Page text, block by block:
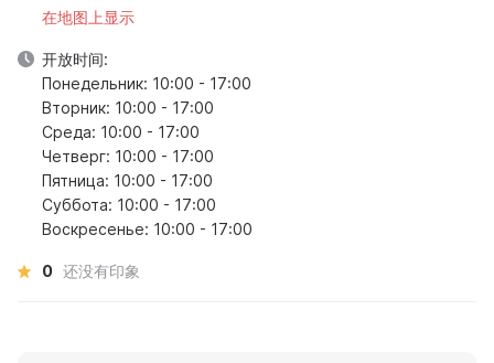
在地图上显示
开放时间:
Понедельник: 10:00 - 17:00
Вторник: 10:00 - 17:00
Среда: 10:00 - 17:00
Четверг: 10:00 - 17:00
Пятница: 10:00 - 17:00
Суббота: 10:00 - 17:00
Воскресенье: 10:00 - 17:00
0 还没有印象